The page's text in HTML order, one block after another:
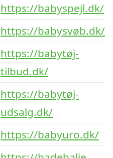
https://babyspejl.dk/
https://babysvøb.dk/
https://babytøj-
tilbud.dk/
https://babytøj-
udsalg.dk/
https://babyuro.dk/